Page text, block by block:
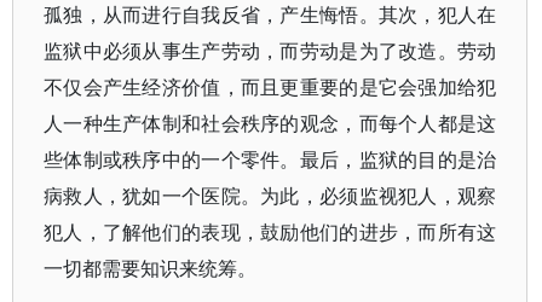
孤独，从而进行自我反省，产生悔悟。其次，犯人在
监狱中必须从事生产劳动，而劳动是为了改造。劳动
不仅会产生经济价值，而且更重要的是它会强加给犯
人一种生产体制和社会秩序的观念，而每个人都是这
些体制或秩序中的一个零件。最后，监狱的目的是治
病救人，犹如一个医院。为此，必须监视犯人，观察
犯人，了解他们的表现，鼓励他们的进步，而所有这
一切都需要知识来统筹。